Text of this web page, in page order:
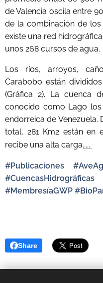
de Valencia oscila entre
de la combinación de
existe una red
unos 268 cursos de agua.
Los ríos, arroyos,
Carabobo están
(Gráfica 2). La cuenca
conocido como Lago los
endorreica de Venezuela.
total, 281 Km2 están en
recibe una alta carga.....
#Publicaciones
#MembresíaGWP
Share